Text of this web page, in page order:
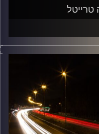
ארוך ותחזיר אותנו